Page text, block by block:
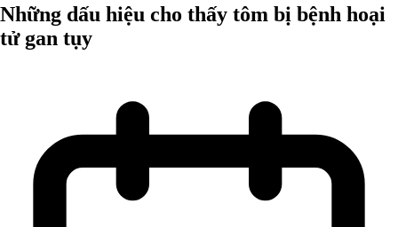
Những dấu hiệu cho thấy tôm bị bệnh hoại
tử gan tụy